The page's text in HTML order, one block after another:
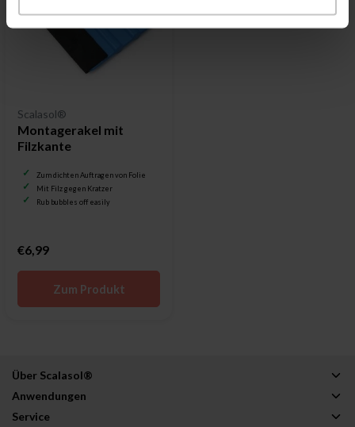
Scalasol®
Montagerakel mit
Filzkante
Zum dichten Auftragen von Folie
Mit Filz gegen Kratzer
Rub bubbles off easily
€6,99
Zum Produkt
Über Scalasol®
Anwendungen
Service